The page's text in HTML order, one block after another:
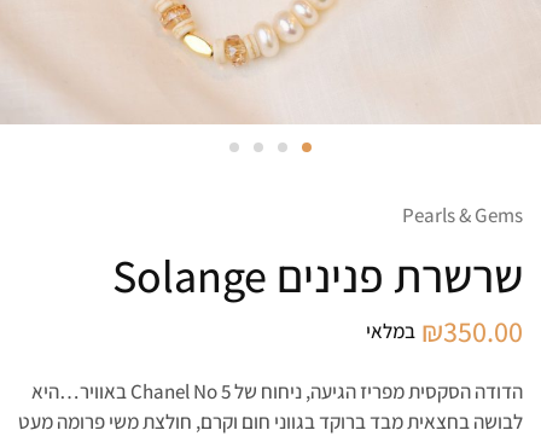
Pearls & Gems
שרשרת פנינים Solange
₪350.00 במלאי
הדודה הסקסית מפריז הגיעה, ניחוח שלChanel No 5באוויר…היא
לבושה בחצאית מבד ברוקד בגווני חום וקרם, חולצת משי פרומה מעט